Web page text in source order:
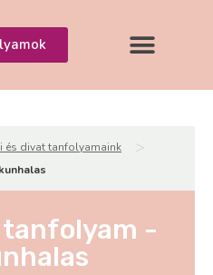
és divat tanfolyamaink >
tanfolyam -